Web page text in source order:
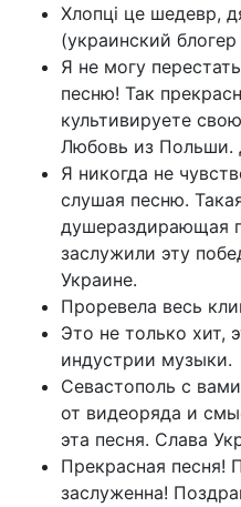
Хлопці це шедевр,
(украинский
Я не могу
песню! Так
культивируете
Любовь из Польши.
Я никогда не
слушая песню.
душераздирающая
заслужили эту
Украине.
Проревела весь
Это не только хит,
индустрии музыки.
Севастополь с
от видеоряда и
эта песня. Слава
Прекрасная песня!
заслуженна!